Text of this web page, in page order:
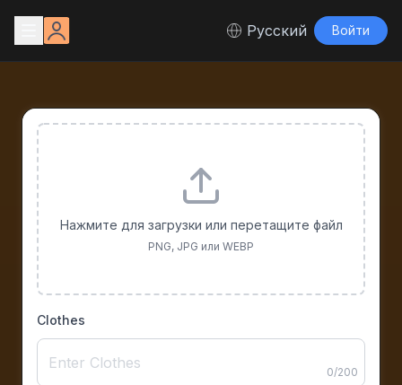
Русский Войти
Нажмите для загрузки или перетащите файл
PNG, JPG или WEBP
Clothes
0/200